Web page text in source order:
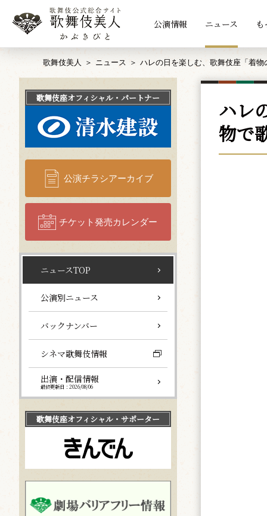
公演情報 ニュース
歌舞伎美人 ニュース ハレの日を楽しむ、歌舞伎座「着
ハレ
物で
歌舞伎座オフィシャル・パートナー
公演チラシアーカイブ
チケット発売カレンダー
ニュースTOP
公演別ニュース
バックナンバー
シネマ歌舞伎情報
出演・配信情報
最終更新日：2026/08/06
歌舞伎座オフィシャル・サポーター